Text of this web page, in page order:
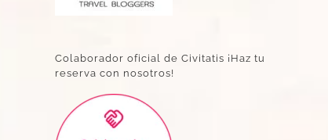
Colaborador oficial de Civitatis ¡Haz tu
reserva con nosotros!